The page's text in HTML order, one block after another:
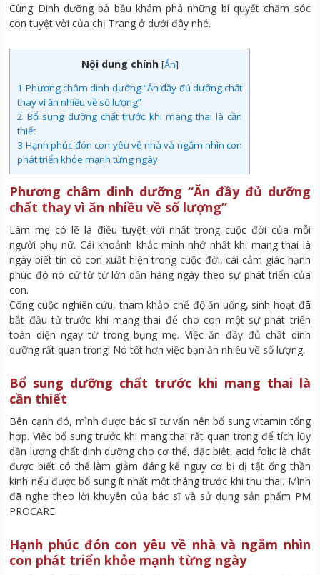
Cùng Dinh dưỡng bà bầu khám phá những bí quyết chăm sóc
con tuyệt vời của chị Trang ở dưới đây nhé.
Nội dung chính [Ẩn]
1 Phương châm dinh dưỡng “Ăn đầy đủ dưỡng chất
thay vì ăn nhiều về số lượng”
2 Bổ sung dưỡng chất trước khi mang thai là cần
thiết
3 Hạnh phúc đón con yêu về nhà và ngắm nhìn con
phát triển khỏe mạnh từng ngày
Phương châm dinh dưỡng “Ăn đầy đủ dưỡng
chất thay vì ăn nhiều về số lượng”
Làm mẹ có lẽ là điều tuyệt vời nhất trong cuộc đời của mỗi
người phụ nữ. Cái khoảnh khắc mình nhớ nhất khi mang thai là
ngày biết tin có con xuất hiện trong cuộc đời, cái cảm giác hạnh
phúc đó nó cứ từ từ lớn dần hàng ngày theo sự phát triển của
con.
Công cuộc nghiên cứu, tham khảo chế độ ăn uống, sinh hoạt đã
bắt đầu từ trước khi mang thai để cho con một sự phát triển
toàn diện ngay từ trong bụng mẹ. Việc ăn đầy đủ chất dinh
dưỡng rất quan trọng! Nó tốt hơn việc bạn ăn nhiều về số lượng.
Bổ sung dưỡng chất trước khi mang thai là
cần thiết
Bên cạnh đó, mình được bác sĩ tư vấn nên bổ sung vitamin tổng
hợp. Việc bổ sung trước khi mang thai rất quan trọng để tích lũy
dần lượng chất dinh dưỡng cho cơ thể, đặc biệt, acid folic là chất
được biết có thể làm giảm đáng kể nguy cơ bị dị tật ống thần
kinh nếu được bổ sung ít nhất một tháng trước khi thụ thai. Mình
đã nghe theo lời khuyên của bác sĩ và sử dụng sản phẩm PM
PROCARE.
Hạnh phúc đón con yêu về nhà và ngắm nhìn
con phát triển khỏe mạnh từng ngày